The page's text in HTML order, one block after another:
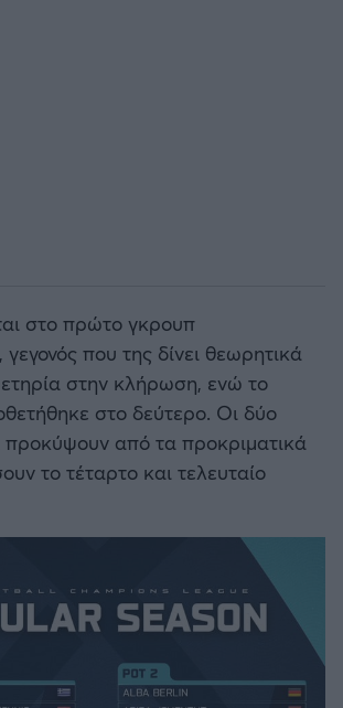
στο πρώτο γκρουπ
γεγονός που της δίνει θεωρητικά
στην κλήρωση, ενώ το
στο δεύτερο. Οι δύο
από τα προκριματικά
το τέταρτο και τελευταίο